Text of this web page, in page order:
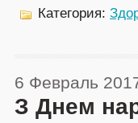
Категория:
6 Февраль
З Днем